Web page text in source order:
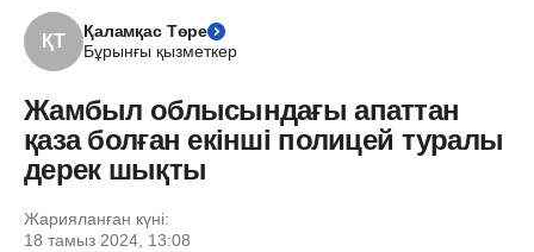
ҚТ
Қаламқас Төре
Бұрынғы қызметкер
Жамбыл облысындағы апаттан
қаза болған екінші полицей туралы
дерек шықты
Жарияланған күні:
18 тамыз 2024, 13:08